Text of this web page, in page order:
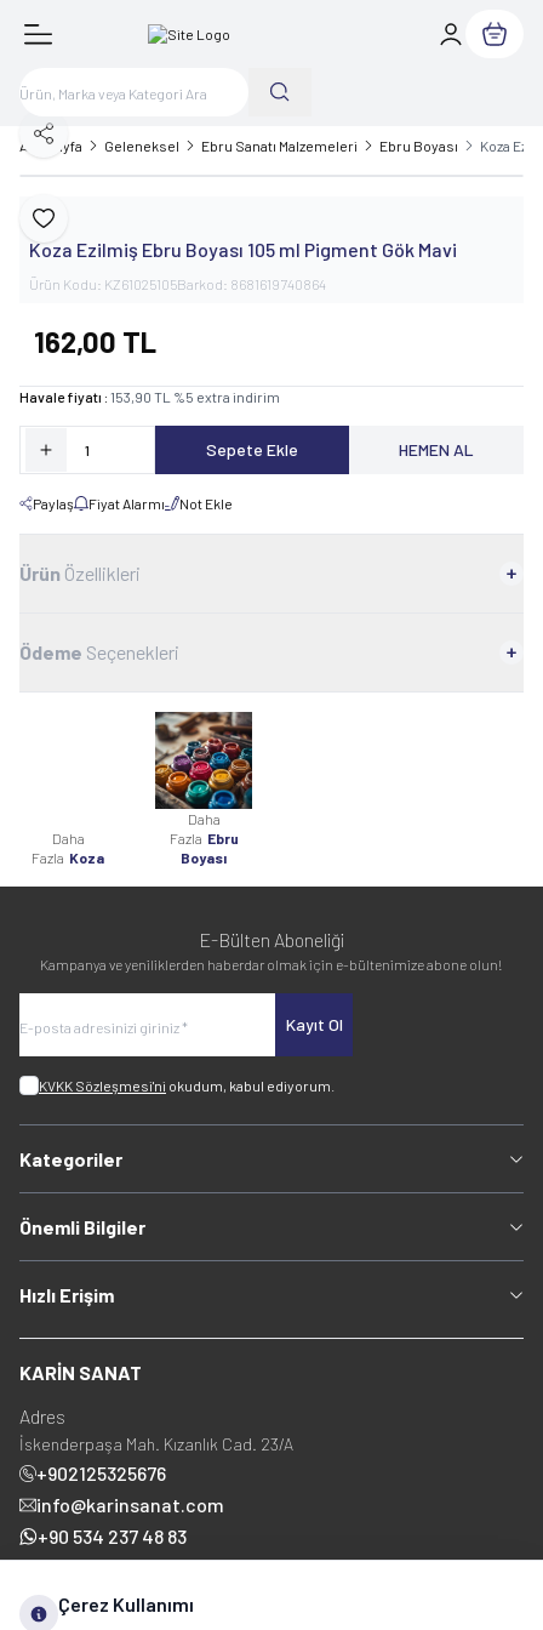
Sepetim
Ana Sayfa Geleneksel Ebru Sanatı Malzemeleri Ebru Boyası Koza
Favoriye Ekle
Paylaş
Koza
Koza Ezilmiş Ebru Boyası 105 ml Pigment Gök Mavi
Ürün Kodu: KZ61025105Barkod: 8681619740864
162,00 TL
Havale fiyatı : 153,90 TL %5 extra indirim
Sepete Ekle HEMEN AL
Paylaş Fiyat Alarmı Not Ekle
Ürün Özellikleri
Ödeme Seçenekleri
Daha
Fazla Koza
Daha
Fazla Ebru
Boyası
E-Bülten Aboneliği
Kampanya ve yeniliklerden haberdar olmak için e-bültenimize abone olun!
Kayıt Ol
KVKK Sözleşmesi'ni okudum, kabul ediyorum.
Kategoriler
Önemli Bilgiler
Hızlı Erişim
KARİN SANAT
Adres
İskenderpaşa Mah. Kızanlık Cad. 23/A
+902125325676
info@karinsanat.com
+90 534 237 48 83
Çerez Kullanımı